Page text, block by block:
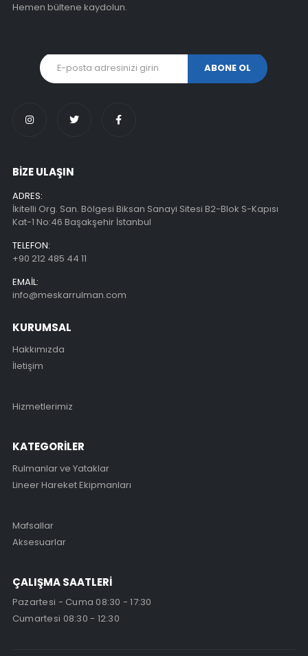
Hemen bültene kaydolun.
BİZE ULAŞIN
ADRES:
İkitelli Org. San. Bölgesi Biksan Sanayi Sitesi B2-Blok S-Kapısı
Kat-1 No:46 Başakşehir İstanbul
TELEFON:
+90 212 485 44 11
EMAIL:
info@meskarrulman.com
KURUMSAL
Hakkımızda
İletişim
Hizmetlerimiz
KATEGORİLER
Rulmanlar ve Yataklar
Lineer Hareket Ekipmanları
Mafsallar
Aksesuarlar
ÇALIŞMA SAATLERİ
Pazartesi - Cuma 08:30 - 17:30
Cumartesi 08:30 - 12:30